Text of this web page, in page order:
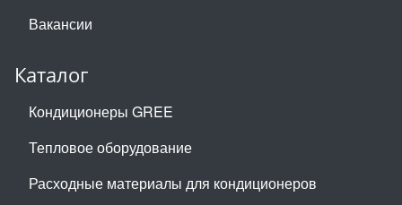
Вакансии
Каталог
Кондиционеры GREE
Тепловое оборудование
Расходные материалы для кондиционеров